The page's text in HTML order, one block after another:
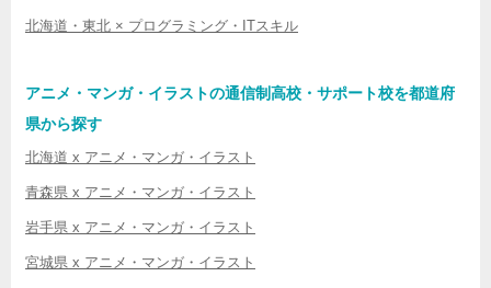
北海道・東北 × プログラミング・ITスキル
アニメ・マンガ・イラストの通信制高校・サポート校を都道府
県から探す
北海道 x アニメ・マンガ・イラスト
青森県 x アニメ・マンガ・イラスト
岩手県 x アニメ・マンガ・イラスト
宮城県 x アニメ・マンガ・イラスト